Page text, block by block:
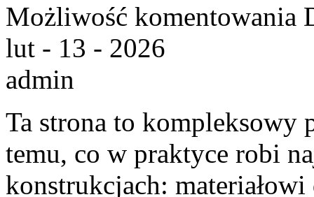
Możliwość komentowania
lut - 13 - 2026
admin
Ta strona to kompleksowy
temu, co w praktyce robi
konstrukcjach: